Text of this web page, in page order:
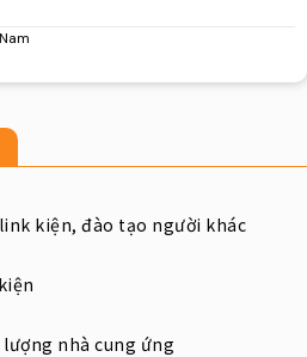
kiện, đào tạo người khác
nhà cung ứng